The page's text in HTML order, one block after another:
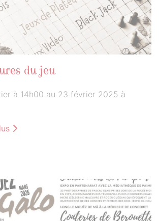
du jeu
à 14h00 au 23 février 2025 à